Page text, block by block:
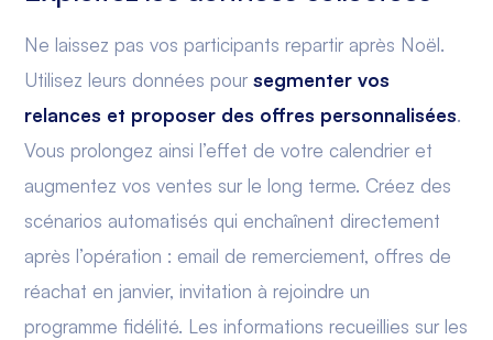
Ne laissez pas vos participants repartir après Noël.
Utilisez leurs données poursegmenter vos
relances et proposer des offres personnalisées.
Vous prolongez ainsi l’effet de votre calendrier et
augmentez vos ventes sur le long terme. Créez des
scénarios automatisés qui enchaînent directement
après l’opération : email de remerciement, offres de
réachat en janvier, invitation à rejoindre un
programme fidélité. Les informations recueillies sur les